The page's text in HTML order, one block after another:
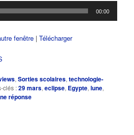
00:00
fenêtre |Télécharger
,Sorties scolaires,technologie-
clés :29 mars,eclipse, Egypte,lune,
réponse